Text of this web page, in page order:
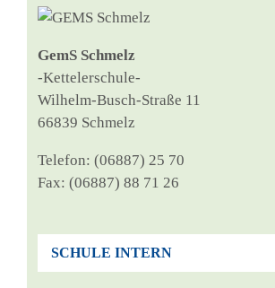
GemS Schmelz
‑Ket­tel­er­schu­le-
Wil­helm-Busch-Stra­ße 11
66839 Schmelz
Tele­fon: (06887) 25 70
Fax: (06887) 88 71 26
SCHULE INTERN